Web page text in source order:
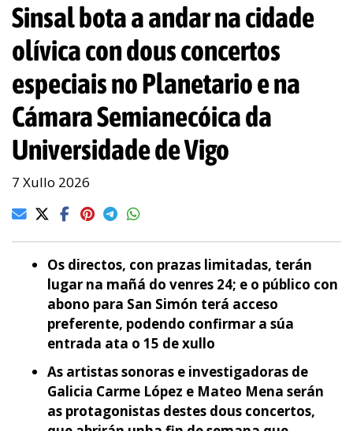
Sinsal bota a andar na cidade
olívica con dous concertos
especiais no Planetario e na
Cámara Semianecóica da
Universidade de Vigo
7 Xullo 2026
Os directos, con prazas limitadas, terán
lugar na mañá do venres 24; e o público con
abono para San Simón terá acceso
preferente, podendo confirmar a súa
entrada ata o 15 de xullo
As artistas sonoras e investigadoras de
Galicia Carme López e Mateo Mena serán
as protagonistas destes dous concertos,